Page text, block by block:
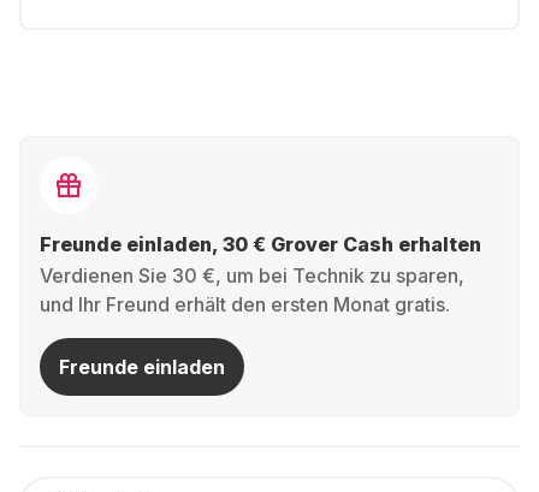
Freunde einladen, 30 € Grover Cash erhalten
Verdienen Sie 30 €, um bei Technik zu sparen,
und Ihr Freund erhält den ersten Monat gratis.
Freunde einladen